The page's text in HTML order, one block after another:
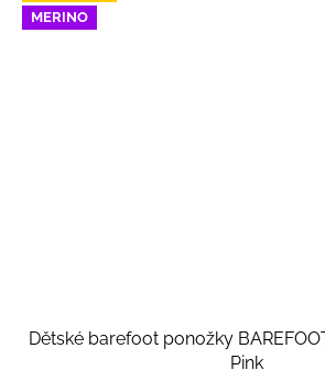
MERINO
Dětské barefoot ponožky
Pink